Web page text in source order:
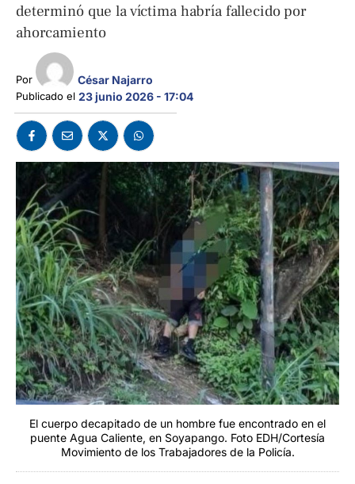
determinó que la víctima habría fallecido por
ahorcamiento
Por César Najarro
Publicado el 23 junio 2026 - 17:04
El cuerpo decapitado de un hombre fue encontrado en el
puente Agua Caliente, en Soyapango. Foto EDH/Cortesía
Movimiento de los Trabajadores de la Policía.